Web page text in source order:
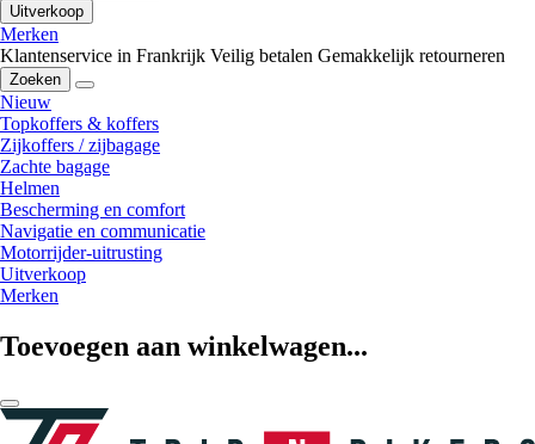
Uitverkoop
Merken
Klantenservice in Frankrijk Veilig betalen Gemakkelijk retourneren
Zoeken
Nieuw
Topkoffers & koffers
Zijkoffers / zijbagage
Zachte bagage
Helmen
Bescherming en comfort
Navigatie en communicatie
Motorrijder-uitrusting
Uitverkoop
Merken
Toevoegen aan winkelwagen...